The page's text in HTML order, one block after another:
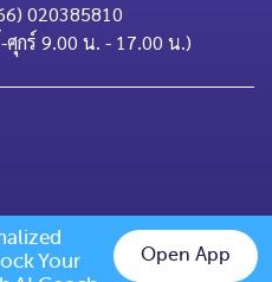
020385810
ศุกร์ 9.00 น. - 17.00 น.)
Your
Open App